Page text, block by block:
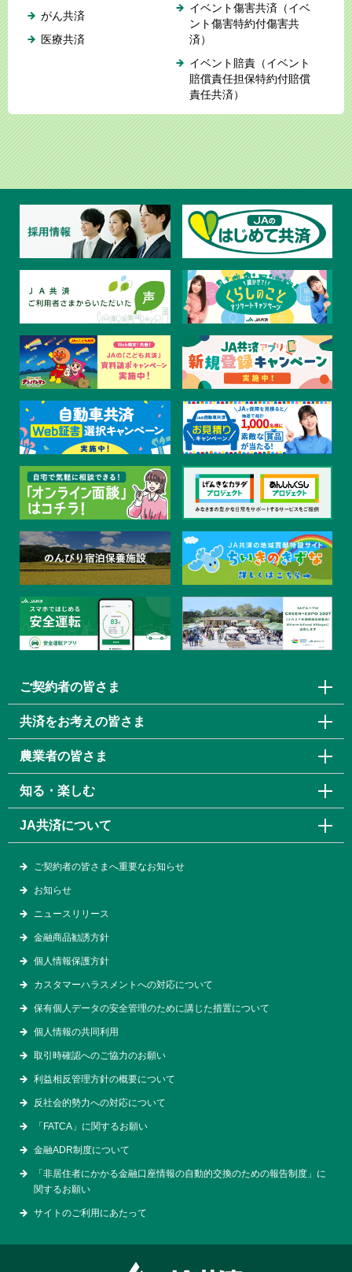
がん共済
医療共済
イベント傷害共済（イベ
ント傷害特約付傷害共
済）
イベント賠責（イベント
賠償責任担保特約付賠償
責任共済）
ご契約者の皆さま
共済をお考えの皆さま
農業者の皆さま
知る・楽しむ
JA共済について
ご契約者の皆さまへ重要なお知らせ
お知らせ
ニュースリリース
金融商品勧誘方針
個人情報保護方針
カスタマーハラスメントへの対応について
保有個人データの安全管理のために講じた措置について
個人情報の共同利用
取引時確認へのご協力のお願い
利益相反管理方針の概要について
反社会的勢力への対応について
「FATCA」に関するお願い
金融ADR制度について
「非居住者にかかる金融口座情報の自動的交換のための報告制度」に
関するお願い
サイトのご利用にあたって